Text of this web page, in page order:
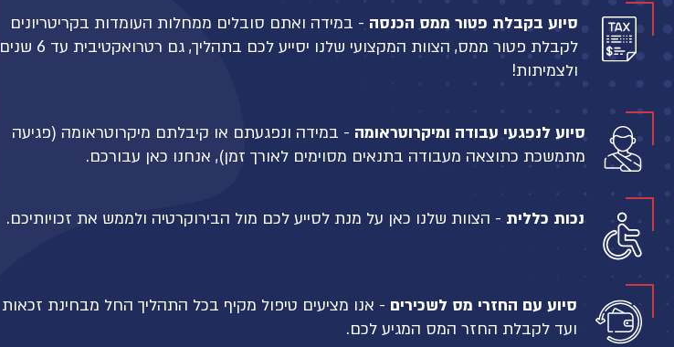
סיוע בקבלת פטור ממס הכנסה - במידה ואתם סובלים ממחלות העומדות בקריטריונים
לקבלת פטור ממס, הצוות המקצועי שלנו יסייע לכם בתהליך, גם רטרואקטיבית עד 6 שנים
ולצמיתות!
סיוע לנפגעי עבודה ומיקרוטראומה - במידה ונפגעתם או קיבלתם מיקרוטראומה (פגיעה
מתמשכת כתוצאה מעבודה בתנאים מסוימים לאורך זמן), אנחנו כאן עבורכם.
נכות כללית - הצוות שלנו כאן על מנת לסייע לכם מול הבירוקרטיה ולממש את זכויותיכם.
סיוע עם החזרי מס לשכירים - אנו מציעים טיפול מקיף בכל התהליך החל מבחינת זכאות
ועד לקבלת החזר המס המגיע לכם.